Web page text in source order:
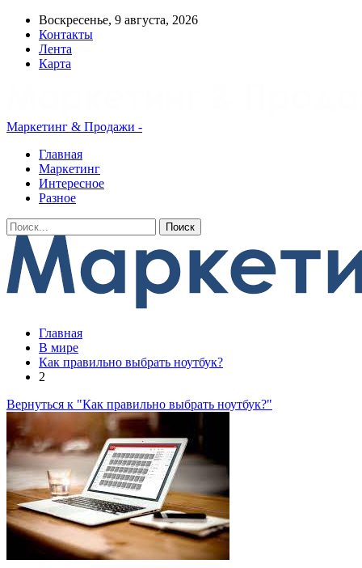
Воскресенье, 9 августа, 2026
Контакты
Лента
Карта
Маркетинг & Продажи -
Главная
Маркетинг
Интересное
Разное
Главная
В мире
Как правильно выбрать ноутбук?
2
Вернуться к "Как правильно выбрать ноутбук?"